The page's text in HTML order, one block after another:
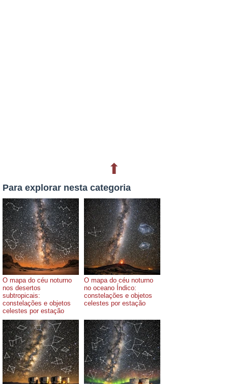
⬆
Para explorar nesta categoria
O mapa do céu noturno
nos desertos
subtropicais:
constelações e objetos
celestes por estação
O mapa do céu noturno
no oceano Índico:
constelações e objetos
celestes por estação